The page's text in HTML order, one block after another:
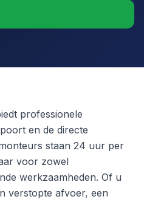
professionele
en de directe
staan 24 uur per
voor zowel
werkzaamheden. Of u
verstopte afvoer, een